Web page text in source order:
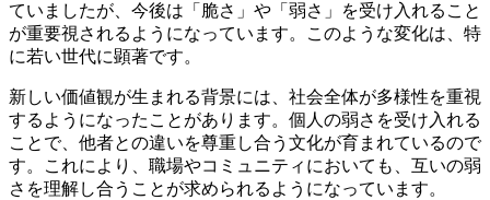
ていましたが、今後は「脆さ」や「弱さ」を受け入れること
が重要視されるようになっています。このような変化は、特
に若い世代に顕著です。
新しい価値観が生まれる背景には、社会全体が多様性を重視
するようになったことがあります。個人の弱さを受け入れる
ことで、他者との違いを尊重し合う文化が育まれているので
す。これにより、職場やコミュニティにおいても、互いの弱
さを理解し合うことが求められるようになっています。